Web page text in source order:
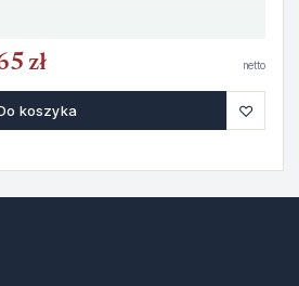
zł netto
koszyka ♡